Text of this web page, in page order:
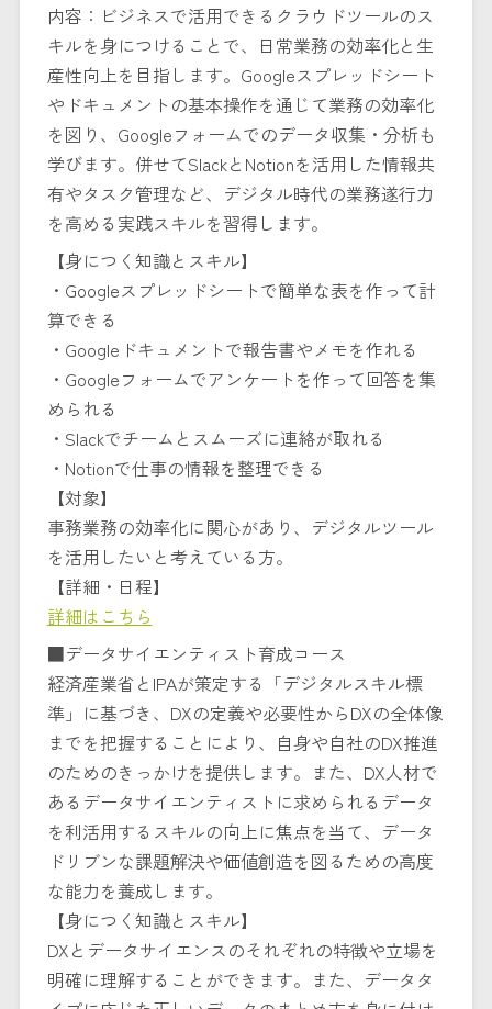
内容：ビジネスで活用できるクラウドツールのス
キルを身につけることで、日常業務の効率化と生
産性向上を目指します。Googleスプレッドシート
やドキュメントの基本操作を通じて業務の効率化
を図り、Googleフォームでのデータ収集・分析も
学びます。併せてSlackとNotionを活用した情報共
有やタスク管理など、デジタル時代の業務遂行力
を高める実践スキルを習得します。
【身につく知識とスキル】
・Googleスプレッドシートで簡単な表を作って計
算できる
・Googleドキュメントで報告書やメモを作れる
・Googleフォームでアンケートを作って回答を集
められる
・Slackでチームとスムーズに連絡が取れる
・Notionで仕事の情報を整理できる
【対象】
事務業務の効率化に関心があり、デジタルツール
を活用したいと考えている方。
【詳細・日程】
詳細はこちら
■データサイエンティスト育成コース
経済産業省とIPAが策定する「デジタルスキル標
準」に基づき、DXの定義や必要性からDXの全体像
までを把握することにより、自身や自社のDX推進
のためのきっかけを提供します。また、DX人材で
あるデータサイエンティストに求められるデータ
を利活用するスキルの向上に焦点を当て、データ
ドリブンな課題解決や価値創造を図るための高度
な能力を養成します。
【身につく知識とスキル】
DXとデータサイエンスのそれぞれの特徴や立場を
明確に理解することができます。また、データタ